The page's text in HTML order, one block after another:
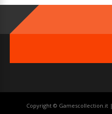
Copyright © Gamescollection.it |